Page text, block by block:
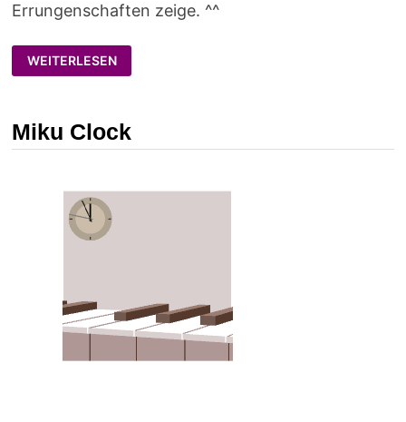
Errungenschaften zeige. ^^
NEUER
STUFF!
WEITERLESEN
Miku Clock